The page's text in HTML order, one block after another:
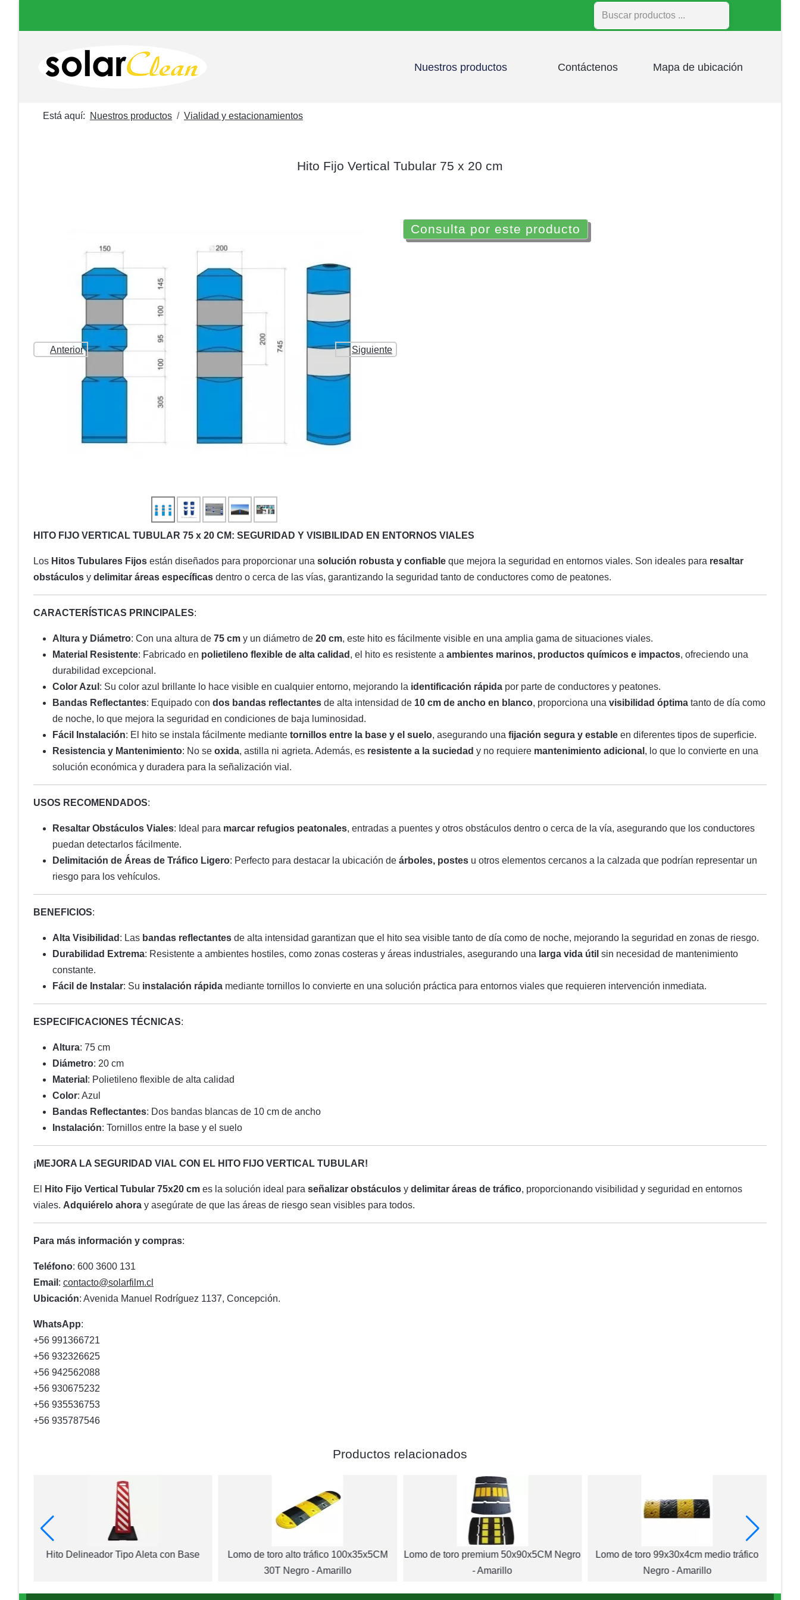
Buscar
Nuestros productos Contáctenos Mapa de ubicación
Está aquí: Nuestros productos Vialidad y estacionamientos
Hito Fijo Vertical Tubular 75 x 20 cm
Anterior Siguiente
Consulta por este producto
HITO FIJO VERTICAL TUBULAR 75 x 20 CM: SEGURIDAD Y VISIBILIDAD EN ENTORNOS VIALES
Los Hitos Tubulares Fijos están diseñados para proporcionar una solución robusta y confiable que mejora la seguridad en entornos viales. Son ideales para resaltar
obstáculos y delimitar áreas específicas dentro o cerca de las vías, garantizando la seguridad tanto de conductores como de peatones.
CARACTERÍSTICAS PRINCIPALES:
Altura y Diámetro: Con una altura de 75 cm y un diámetro de 20 cm, este hito es fácilmente visible en una amplia gama de situaciones viales.
Material Resistente: Fabricado en polietileno flexible de alta calidad , el hito es resistente a ambientes marinos, productos químicos e impactos, ofreciendo una
durabilidad excepcional.
Color Azul : Su color azul brillante lo hace visible en cualquier entorno, mejorando la identificación rápida por parte de conductores y peatones.
Bandas Reflectantes: Equipado con dos bandas reflectantes de alta intensidad de 10 cm de ancho en blanco, proporciona una visibilidad óptima tanto de día como
de noche, lo que mejora la seguridad en condiciones de baja luminosidad.
Fácil Instalación: El hito se instala fácilmente mediante tornillos entre la base y el suelo, asegurando una fijación segura y estable en diferentes tipos de superficie.
Resistencia y Mantenimiento: No se oxida, astilla ni agrieta. Además, es resistente a la suciedad y no requiere mantenimiento adicional , lo que lo convierte en una
solución económica y duradera para la señalización vial.
USOS RECOMENDADOS:
Resaltar Obstáculos Viales: Ideal para marcar refugios peatonales, entradas a puentes y otros obstáculos dentro o cerca de la vía, asegurando que los conductores
puedan detectarlos fácilmente.
Delimitación de Áreas de Tráfico Ligero: Perfecto para destacar la ubicación de árboles, postes u otros elementos cercanos a la calzada que podrían representar un
riesgo para los vehículos.
BENEFICIOS:
Alta Visibilidad : Las bandas reflectantes de alta intensidad garantizan que el hito sea visible tanto de día como de noche, mejorando la seguridad en zonas de riesgo.
Durabilidad Extrema: Resistente a ambientes hostiles, como zonas costeras y áreas industriales, asegurando una larga vida útil sin necesidad de mantenimiento
constante.
Fácil de Instalar: Su instalación rápida mediante tornillos lo convierte en una solución práctica para entornos viales que requieren intervención inmediata.
ESPECIFICACIONES TÉCNICAS:
Altura: 75 cm
Diámetro: 20 cm
Material : Polietileno flexible de alta calidad
Color: Azul
Bandas Reflectantes: Dos bandas blancas de 10 cm de ancho
Instalación: Tornillos entre la base y el suelo
¡MEJORA LA SEGURIDAD VIAL CON EL HITO FIJO VERTICAL TUBULAR!
El Hito Fijo Vertical Tubular 75x20 cm es la solución ideal para señalizar obstáculos y delimitar áreas de tráfico, proporcionando visibilidad y seguridad en entornos
viales. Adquiérelo ahora y asegúrate de que las áreas de riesgo sean visibles para todos.
Para más información y compras:
Teléfono: 600 3600 131
Email : contacto@solarfilm.cl
Ubicación: Avenida Manuel Rodríguez 1137, Concepción.
WhatsApp:
+56 991366721
+56 932326625
+56 942562088
+56 930675232
+56 935536753
+56 935787546
Productos relacionados
Hito Delineador Tipo Aleta con Base
Lomo de toro alto tráfico 100x35x5CM
30T Negro - Amarillo
Lomo de toro premium 50x90x5CM Negro
- Amarillo
Lomo de toro 99x30x4cm medio tráfico
Negro - Amarillo